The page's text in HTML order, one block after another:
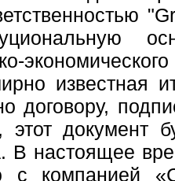
известная
договору,
этот документ
В настоящее
с компанией